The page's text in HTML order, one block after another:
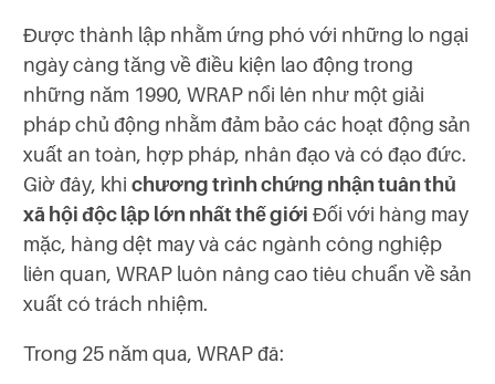
Được thành lập nhằm ứng phó với những lo ngại
ngày càng tăng về điều kiện lao động trong
những năm 1990, WRAP nổi lên như một giải
pháp chủ động nhằm đảm bảo các hoạt động sản
xuất an toàn, hợp pháp, nhân đạo và có đạo đức.
Giờ đây, khi chương trình chứng nhận tuân thủ
xã hội độc lập lớn nhất thế giới Đối với hàng may
mặc, hàng dệt may và các ngành công nghiệp
liên quan, WRAP luôn nâng cao tiêu chuẩn về sản
xuất có trách nhiệm.
Trong 25 năm qua, WRAP đã: